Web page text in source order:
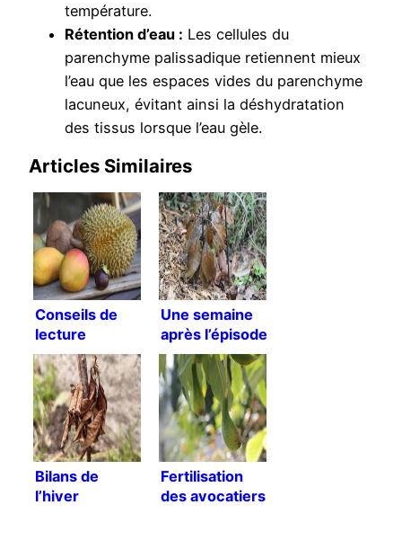
température.
Rétention d’eau : Les cellules du
parenchyme palissadique retiennent mieux
l’eau que les espaces vides du parenchyme
lacuneux, évitant ainsi la déshydratation
des tissus lorsque l’eau gèle.
Articles Similaires
Conseils de
lecture
Une semaine
après l’épisode
de froid
Bilans de
l’hiver
Fertilisation
des avocatiers